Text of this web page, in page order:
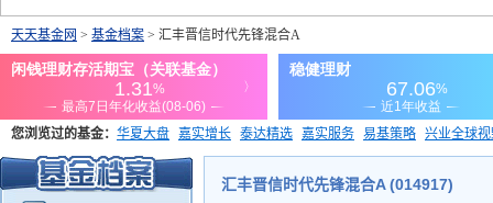
天天基金网 > 基金档案 > 汇丰晋信时代先锋混合A
您浏览过的基金： 华夏大盘 嘉实增长 泰达精选 嘉实服务 易基策略 兴业全球
添富优势 华安宏利 上证180价值ETF
汇丰晋信时代先锋混合A (014917)